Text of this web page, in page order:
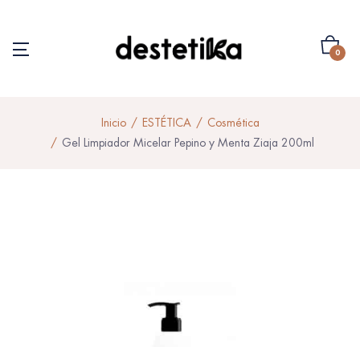
0
Inicio ESTÉTICA
Cosmética
Gel Limpiador Micelar Pepino y Menta Ziaja 200ml